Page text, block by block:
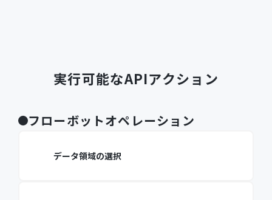
実行可能なAPIアクション
フローボットオペレーション
データ領域の選択